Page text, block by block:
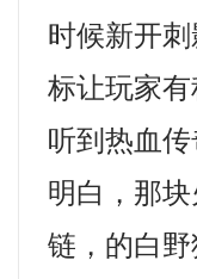
时候新开
标让玩家
听到热血
明白，那
链，的白